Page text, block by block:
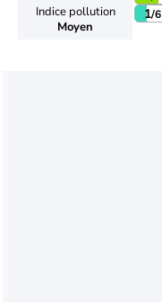
Indice pollution
Moyen
1/6